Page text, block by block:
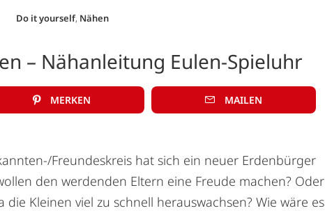
Do it yourself, Nähen
– Nähanleitung Eulen-Spieluhr
MERKEN MAILEN
Freundeskreis hat sich ein neuer Erdenbürger
den werdenden Eltern eine Freude machen? Oder
Kleinen viel zu schnell herauswachsen? Wie wäre es